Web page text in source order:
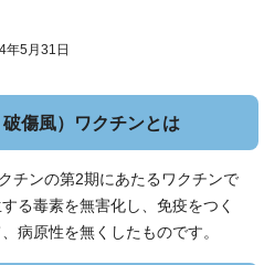
5月31日
傷風）ワクチンとは
チンの第2期にあたるワクチンで
る毒素を無害化し、免疫をつく
病原性を無くしたものです。